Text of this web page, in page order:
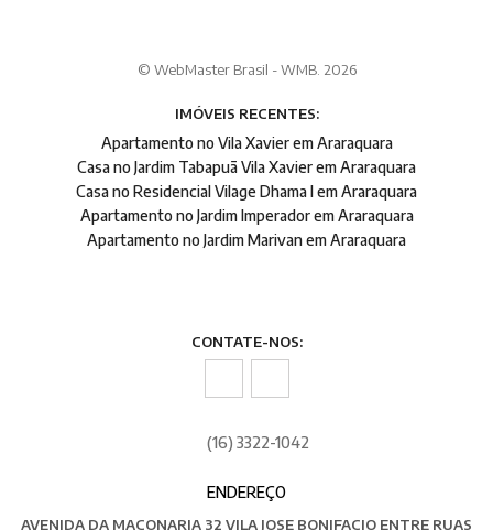
© WebMaster Brasil - WMB. 2026
IMÓVEIS RECENTES:
Apartamento no Vila Xavier em Araraquara
Casa no Jardim Tabapuã Vila Xavier em Araraquara
Casa no Residencial Vilage Dhama I em Araraquara
Apartamento no Jardim Imperador em Araraquara
Apartamento no Jardim Marivan em Araraquara
CONTATE-NOS:
(16) 3322-1042
ENDEREÇO
AVENIDA DA MAÇONARIA 32 VILA JOSE BONIFACIO ENTRE RUAS